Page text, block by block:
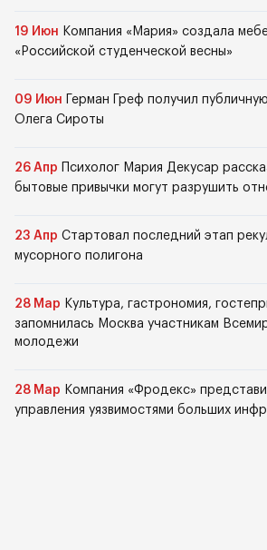
19 Июн Компания «Мария» создала
«Российской студенческой весны»
09 Июн
Герман Греф получил
Олега Сироты
26 Апр
Психолог Мария Декусар
бытовые привычки могут разрушить
23 Апр Стартовал последний этап
мусорного полигона
28 Мар Культура, гастрономия,
запомнилась Москва участникам
молодежи
28 Мар Компания «Фродекс»
управления уязвимостями больших